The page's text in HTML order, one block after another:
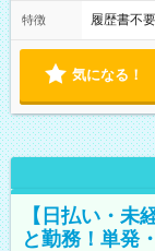
特徴 履歴書不要
気になる！
【日払い・未
と勤務！単発